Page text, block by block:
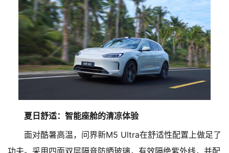
夏日舒适：智能座舱的清凉体验
面对酷暑高温，问界新M5 Ultra在舒适性配置上做足了